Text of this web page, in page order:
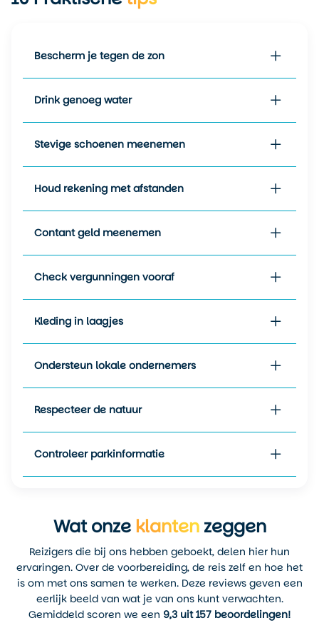
White Mountains aangenaam
de zuidelijke regio’s, met
Bescherm je tegen de zon
Drink genoeg water
Stevige schoenen meenemen
Houd rekening met afstanden
Contant geld meenemen
Check vergunningen vooraf
Kleding in laagjes
Ondersteun lokale ondernemers
Respecteer de natuur
Controleer parkinformatie
Wat onzeklantenzeggen
Reizigers die bij ons hebben geboekt, delen hier hun
ervaringen. Over de voorbereiding, de reis zelf en hoe het
is om met ons samen te werken. Deze reviews geven een
eerlijk beeld van wat je van ons kunt verwachten.
Gemiddeld scoren we een 9,3 uit 157 beoordelingen!